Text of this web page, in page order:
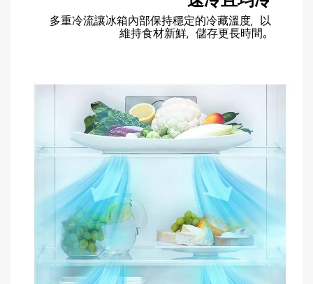
多重冷流讓冰箱內部保持穩定的冷藏溫度，以
維持食材新鮮，儲存更長時間。